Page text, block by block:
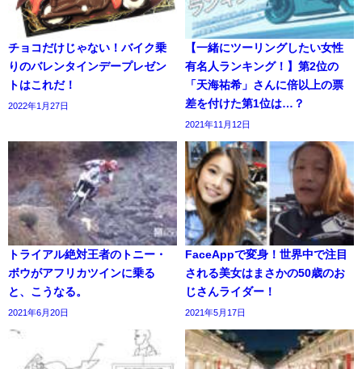
チョコだけじゃない！バイク乗
りのバレンタインデープレゼン
トはこれだ！
2022年1月27日
【一緒にツーリングしたい女性
有名人ランキング！】第2位の
「天海祐希」さんに倍以上の票
差を付けた第1位は…？
2021年11月12日
トライアル絶対王者のトニー・
ボウがアフリカツインに乗る
と、こうなる。
2021年6月20日
FaceAppで変身！世界中で注目
される美女はまさかの50歳のお
じさんライダー！
2021年5月17日